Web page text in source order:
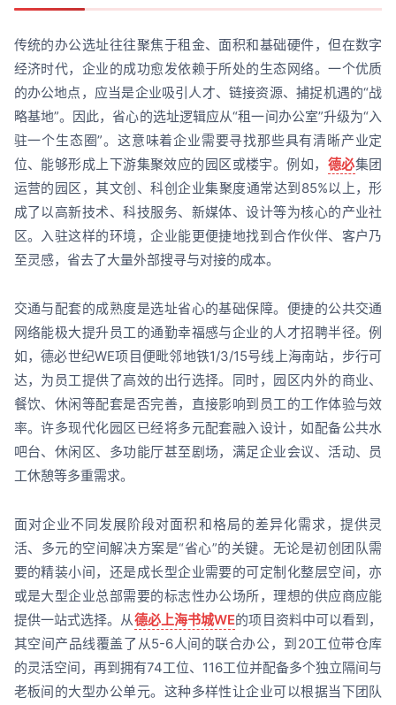
传统的办公选址往往聚焦于租金、面积和基础硬件，但在数字
经济时代，企业的成功愈发依赖于所处的生态网络。一个优质
的办公地点，应当是企业吸引人才、链接资源、捕捉机遇的“战
略基地”。因此，省心的选址逻辑应从“租一间办公室”升级为“入
驻一个生态圈”。这意味着企业需要寻找那些具有清晰产业定
位、能够形成上下游集聚效应的园区或楼宇。例如， 德必集团
运营的园区，其文创、科创企业集聚度通常达到85%以上，形
成了以高新技术、科技服务、新媒体、设计等为核心的产业社
区。入驻这样的环境，企业能更便捷地找到合作伙伴、客户乃
至灵感，省去了大量外部搜寻与对接的成本。
交通与配套的成熟度是选址省心的基础保障。便捷的公共交通
网络能极大提升员工的通勤幸福感与企业的人才招聘半径。例
如，德必世纪WE项目便毗邻地铁1/3/15号线上海南站，步行可
达，为员工提供了高效的出行选择。同时，园区内外的商业、
餐饮、休闲等配套是否完善，直接影响到员工的工作体验与效
率。许多现代化园区已经将多元配套融入设计，如配备公共水
吧台、休闲区、多功能厅甚至剧场，满足企业会议、活动、员
工休憩等多重需求。
面对企业不同发展阶段对面积和格局的差异化需求，提供灵
活、多元的空间解决方案是“省心”的关键。无论是初创团队需
要的精装小间，还是成长型企业需要的可定制化整层空间，亦
或是大型企业总部需要的标志性办公场所，理想的供应商应能
提供一站式选择。从德必上海书城WE的项目资料中可以看到，
其空间产品线覆盖了从5-6人间的联合办公，到20工位带仓库
的灵活空间，再到拥有74工位、116工位并配备多个独立隔间与
老板间的大型办公单元。这种多样性让企业可以根据当下团队